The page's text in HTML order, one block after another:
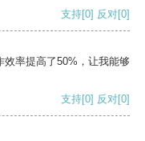
支持[0] 反对[0]
率提高了50%，让我能够
支持[0] 反对[0]